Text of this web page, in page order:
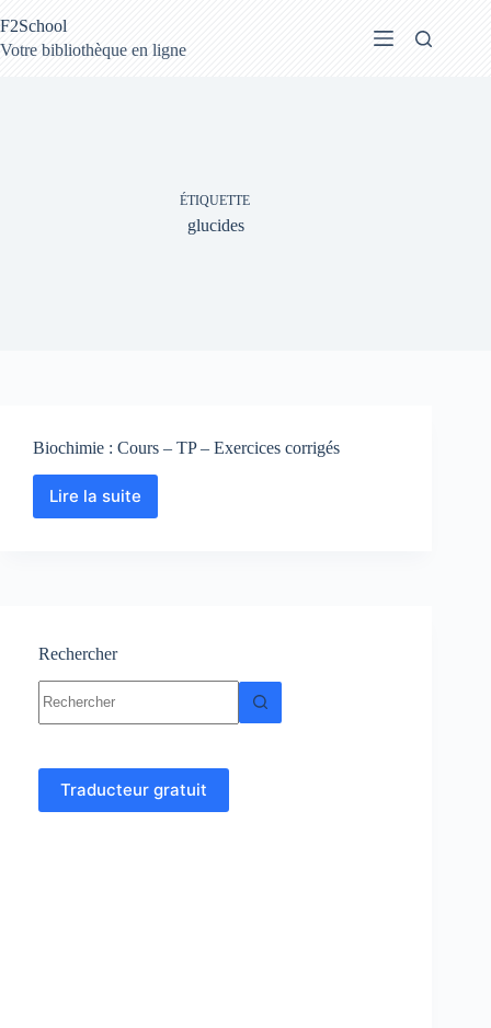
au
contenu
F2School
Votre bibliothèque en ligne
ÉTIQUETTE
glucides
Biochimie : Cours – TP – Exercices corrigés
Lire la suite
Biochimie
corrigés
Rechercher
résultat
Traducteur gratuit